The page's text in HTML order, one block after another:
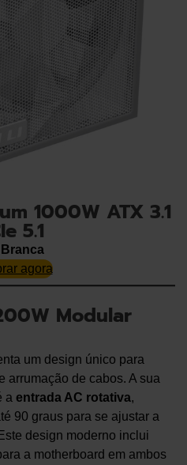
1000W ATX 3.1
5.1
Branca
agora
Modular
um design único para
arrumação de cabos. A sua
a entrada AC rotativa,
90 graus para se ajustar a
design moderno inclui
a motherboard em ambos